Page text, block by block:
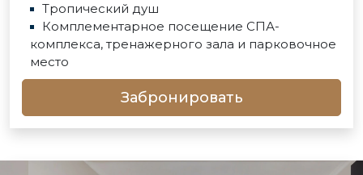
Тропический душ
Комплементарное посещение СПА-
комплекса, тренажерного зала и парковочное
место
Забронировать